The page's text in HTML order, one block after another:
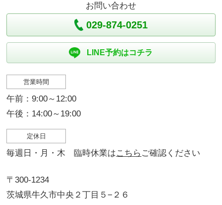
お問い合わせ
029-874-0251
LINE予約はコチラ
営業時間
午前：9:00～12:00
午後：14:00～19:00
定休日
毎週日・月・木 臨時休業はこちら ご確認ください
〒300-1234
茨城県牛久市中央２丁目５−２６